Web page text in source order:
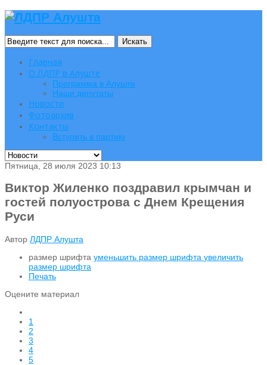
Искать
Главная
О ЛДПР в Алуште
Программа в Алуште
Наши депутаты
Новости
Фотоархив
Контакты
Вступить в партию
Пятница, 28 июля 2023 10:13
Виктор Жиленко поздравил крымчан и
гостей полуострова с Днем Крещения
Руси
Автор ЛДПР Алушта
размер шрифта уменьшить размер шрифта увеличить
размер шрифта
Печать
Оцените материал
1
2
3
4
5